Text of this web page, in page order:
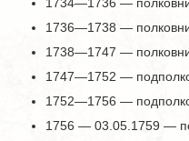
1736—1738 —
1738—1747 —
1747—1752 —
1752—1756 —
1756 — 03.05.1759 —